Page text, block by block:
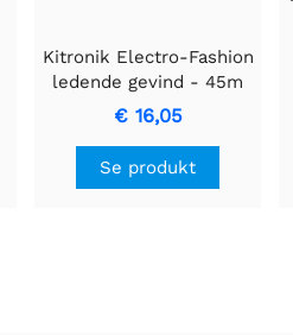
Kitronik Electro-Fashion
ledende gevind - 45m
€ 16,05
Se produkt